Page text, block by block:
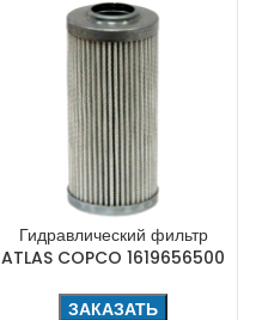
Гидравлический фильтр
ATLAS COPCO 1619656500
ЗАКАЗАТЬ